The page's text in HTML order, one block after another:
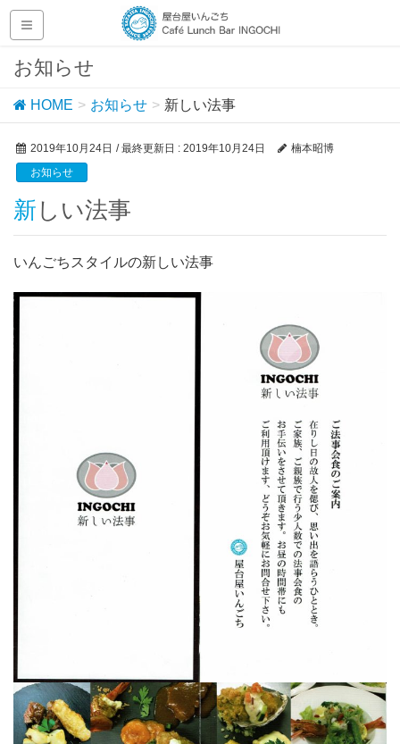
お知らせ
HOME お知らせ 新しい法事
2019年10月24日 / 最終更新日 : 2019年10月24日
楠本昭博
お知らせ
新しい法事
いんごちスタイルの新しい法事